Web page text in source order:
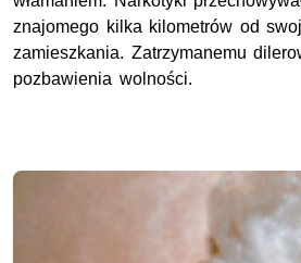
znajomego kilka kilometrów od
zamieszkania. Zatrzymanemu
pozbawienia wolności.